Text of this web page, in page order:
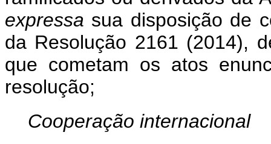
expressa sua disposição de
da Resolução 2161 (2014),
que cometam os atos
resolução;
Cooperação internacional